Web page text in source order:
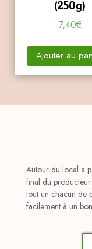
(250g)
7,40€
Ajouter au
Autour du local a
final du
tout un chacun de
facilement à un